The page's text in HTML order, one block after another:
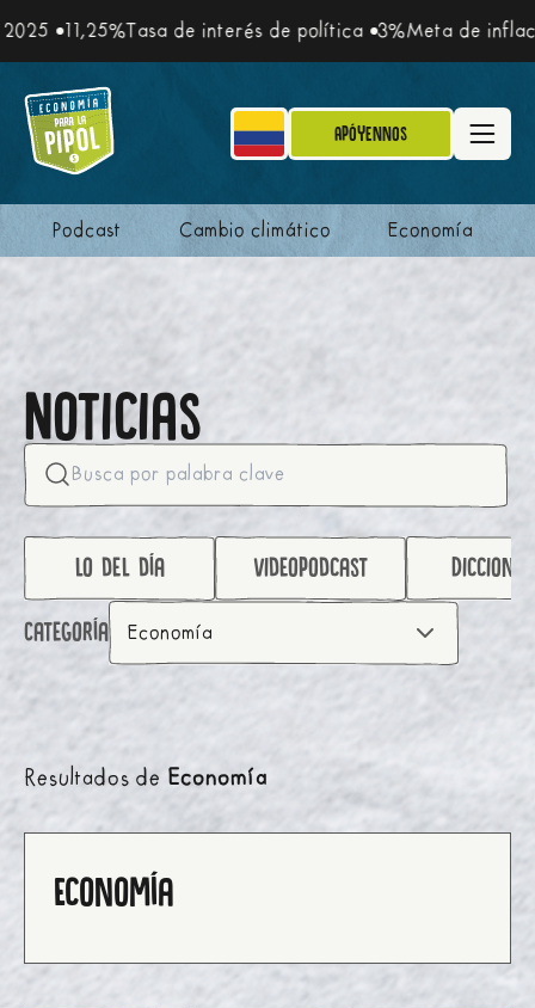
11,25%Tasa de interés de política 3% Meta de inflación
Apóyennos
Podcast Cambio climático Economía
Noticias
lo del día videopodcast
Categoría Economía
Resultados de Economía
Economía